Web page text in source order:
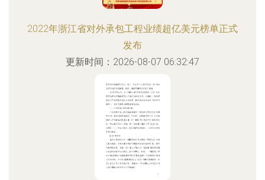
2022年浙江省对外承包工程业绩超亿美元榜单正式
发布
更新时间：2026-08-07 06:32:47